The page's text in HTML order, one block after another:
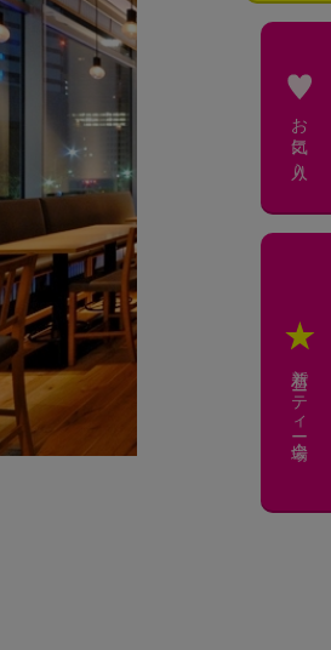
お気に入り
新着パーティー会場